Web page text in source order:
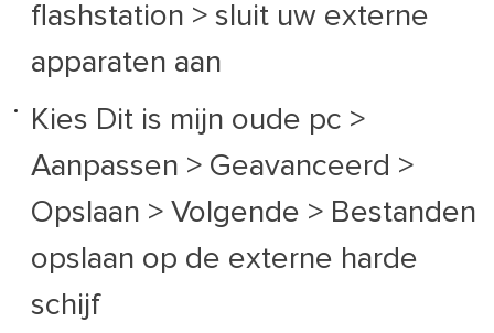
flashstation > sluit uw externe
apparaten aan
Kies Dit is mijn oude pc >
Aanpassen > Geavanceerd >
Opslaan > Volgende > Bestanden
opslaan op de externe harde
schijf